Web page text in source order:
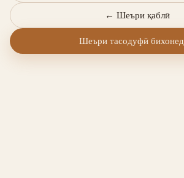
← Шеъри қаблӣ
Шеъри тасодуфӣ бихонед